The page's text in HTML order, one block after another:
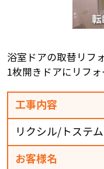
浴室ドアの取替リフ
1枚開きドアにリフォ
工事内容
リクシル/トステム
お客様名